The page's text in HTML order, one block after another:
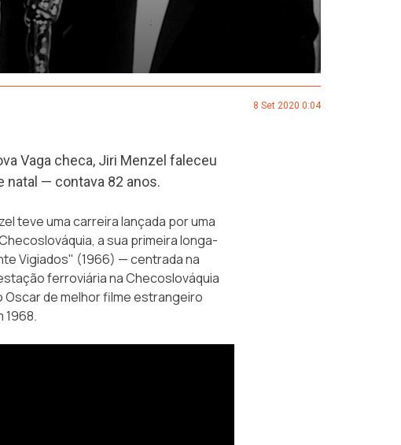
8 Set 2020 0:04
Vaga checa, Jiri Menzel faleceu
natal — contava 82 anos.
teve uma carreira lançada por uma
a sua primeira longa-
Vigiados" (1966) — centrada na
ferroviária na Checoslováquia
de melhor filme estrangeiro
1968.